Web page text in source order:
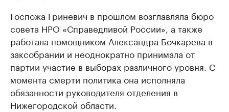
Госпожа Гриневич в прошлом возглавляла бюро
совета НРО «Справедливой России», а также
работала помощником Александра Бочкарева в
заксобрании и неоднократно принимала от
партии участие в выборах различного уровня. С
момента смерти политика она исполняла
обязанности руководителя отделения в
Нижегородской области.